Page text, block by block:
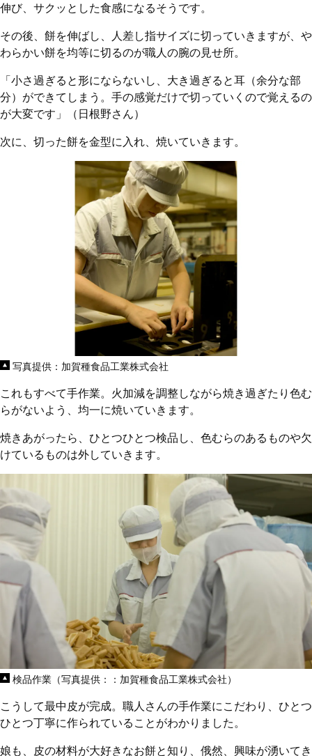
伸び、サクッとした食感になるそうです。
その後、餅を伸ばし、人差し指サイズに切っていきますが、や
わらかい餅を均等に切るのが職人の腕の見せ所。
「小さ過ぎると形にならないし、大き過ぎると耳（余分な部
分）ができてしまう。手の感覚だけで切っていくので覚えるの
が大変です」（日根野さん）
次に、切った餅を金型に入れ、焼いていきます。
写真提供：加賀種食品工業株式会社
これもすべて手作業。火加減を調整しながら焼き過ぎたり色む
らがないよう、均一に焼いていきます。
焼きあがったら、ひとつひとつ検品し、色むらのあるものや欠
けているものは外していきます。
検品作業（写真提供：：加賀種食品工業株式会社）
こうして最中皮が完成。職人さんの手作業にこだわり、ひとつ
ひとつ丁寧に作られていることがわかりました。
娘も、皮の材料が大好きなお餅と知り、俄然、興味が湧いてき